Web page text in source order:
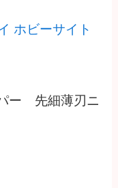
ホビーサイト
ー 先細薄刃ニ